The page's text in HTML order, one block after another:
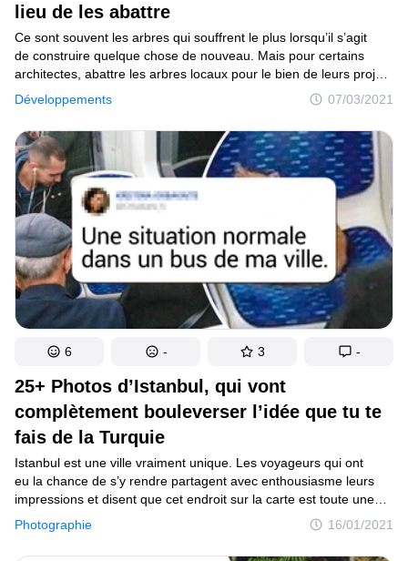
lieu de les abattre
Développements 07/03/2021
Ce sont souvent les arbres qui souffrent le plus lorsqu’il s’agit
de construire quelque chose de nouveau. Mais pour certains
architectes, abattre les arbres locaux pour le bien de leurs projets
n’est pas une option. Ils font un effort supplémentaire pour que
les arbres se sentent à l’aise dans leurs maisons, hôtels
et restaurants, et prouvent que la nature et l’urbanisme peuvent
coexister dans la paix et l’harmonie.
25+ Photos d’Istanbul, qui vont
complètement bouleverser l’idée que tu te
fais de la Turquie
Photographie 16/01/2021
Istanbul est une ville vraiment unique. Les voyageurs qui ont
eu la chance de s’y rendre partagent avec enthousiasme leurs
impressions et disent que cet endroit sur la carte est toute une
autre Turquie. Souvent, ce pays est perçu comme une station
balnéaire pas chère, en oubliant sa grande histoire et sa diversité
incomparable. Les gens qui vivent ici se distinguent par leur cœur
6 - 3 -